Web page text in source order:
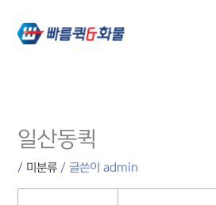
건너뛰기
일산동퀵
/ 미분류 / 글쓴이admin